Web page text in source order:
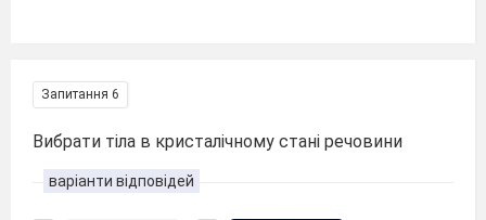
Запитання 6
Вибрати тіла в кристалічному стані речовини
варіанти відповідей